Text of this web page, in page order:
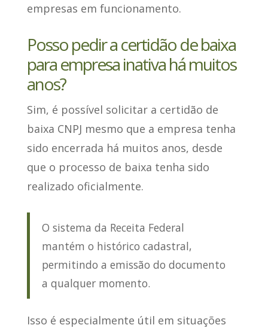
empresas em funcionamento.
Posso pedir a certidão de baixa
para empresa inativa há muitos
anos?
Sim, é possível solicitar a certidão de
baixa CNPJ mesmo que a empresa tenha
sido encerrada há muitos anos, desde
que o processo de baixa tenha sido
realizado oficialmente.
O sistema da Receita Federal
mantém o histórico cadastral,
permitindo a emissão do documento
a qualquer momento.
Isso é especialmente útil em situações